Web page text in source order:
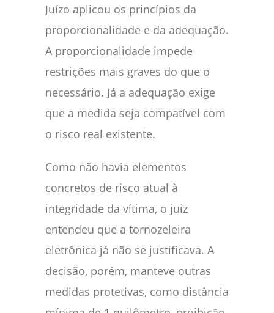
Juízo aplicou os princípios da
proporcionalidade e da adequação.
A proporcionalidade impede
restrições mais graves do que o
necessário. Já a adequação exige
que a medida seja compatível com
o risco real existente.
Como não havia elementos
concretos de risco atual à
integridade da vítima, o juiz
entendeu que a tornozeleira
eletrônica já não se justificava. A
decisão, porém, manteve outras
medidas protetivas, como distância